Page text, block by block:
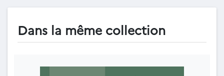
Dans la même collection